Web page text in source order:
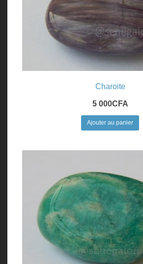
Charoite
5 000CFA
Ajouter au panier